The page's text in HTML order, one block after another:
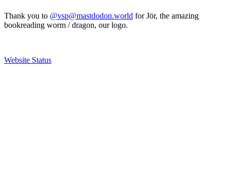
Thank you to @vsp@mastdodon.world for Jör, the amazing
bookreading worm / dragon, our logo.
Website Status